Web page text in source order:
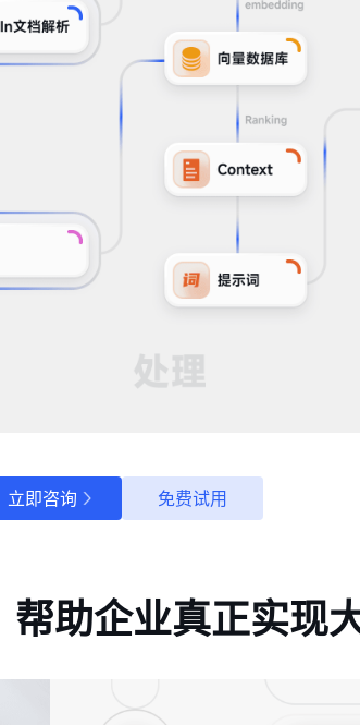
立即咨询 免费试用
助企业真正实现